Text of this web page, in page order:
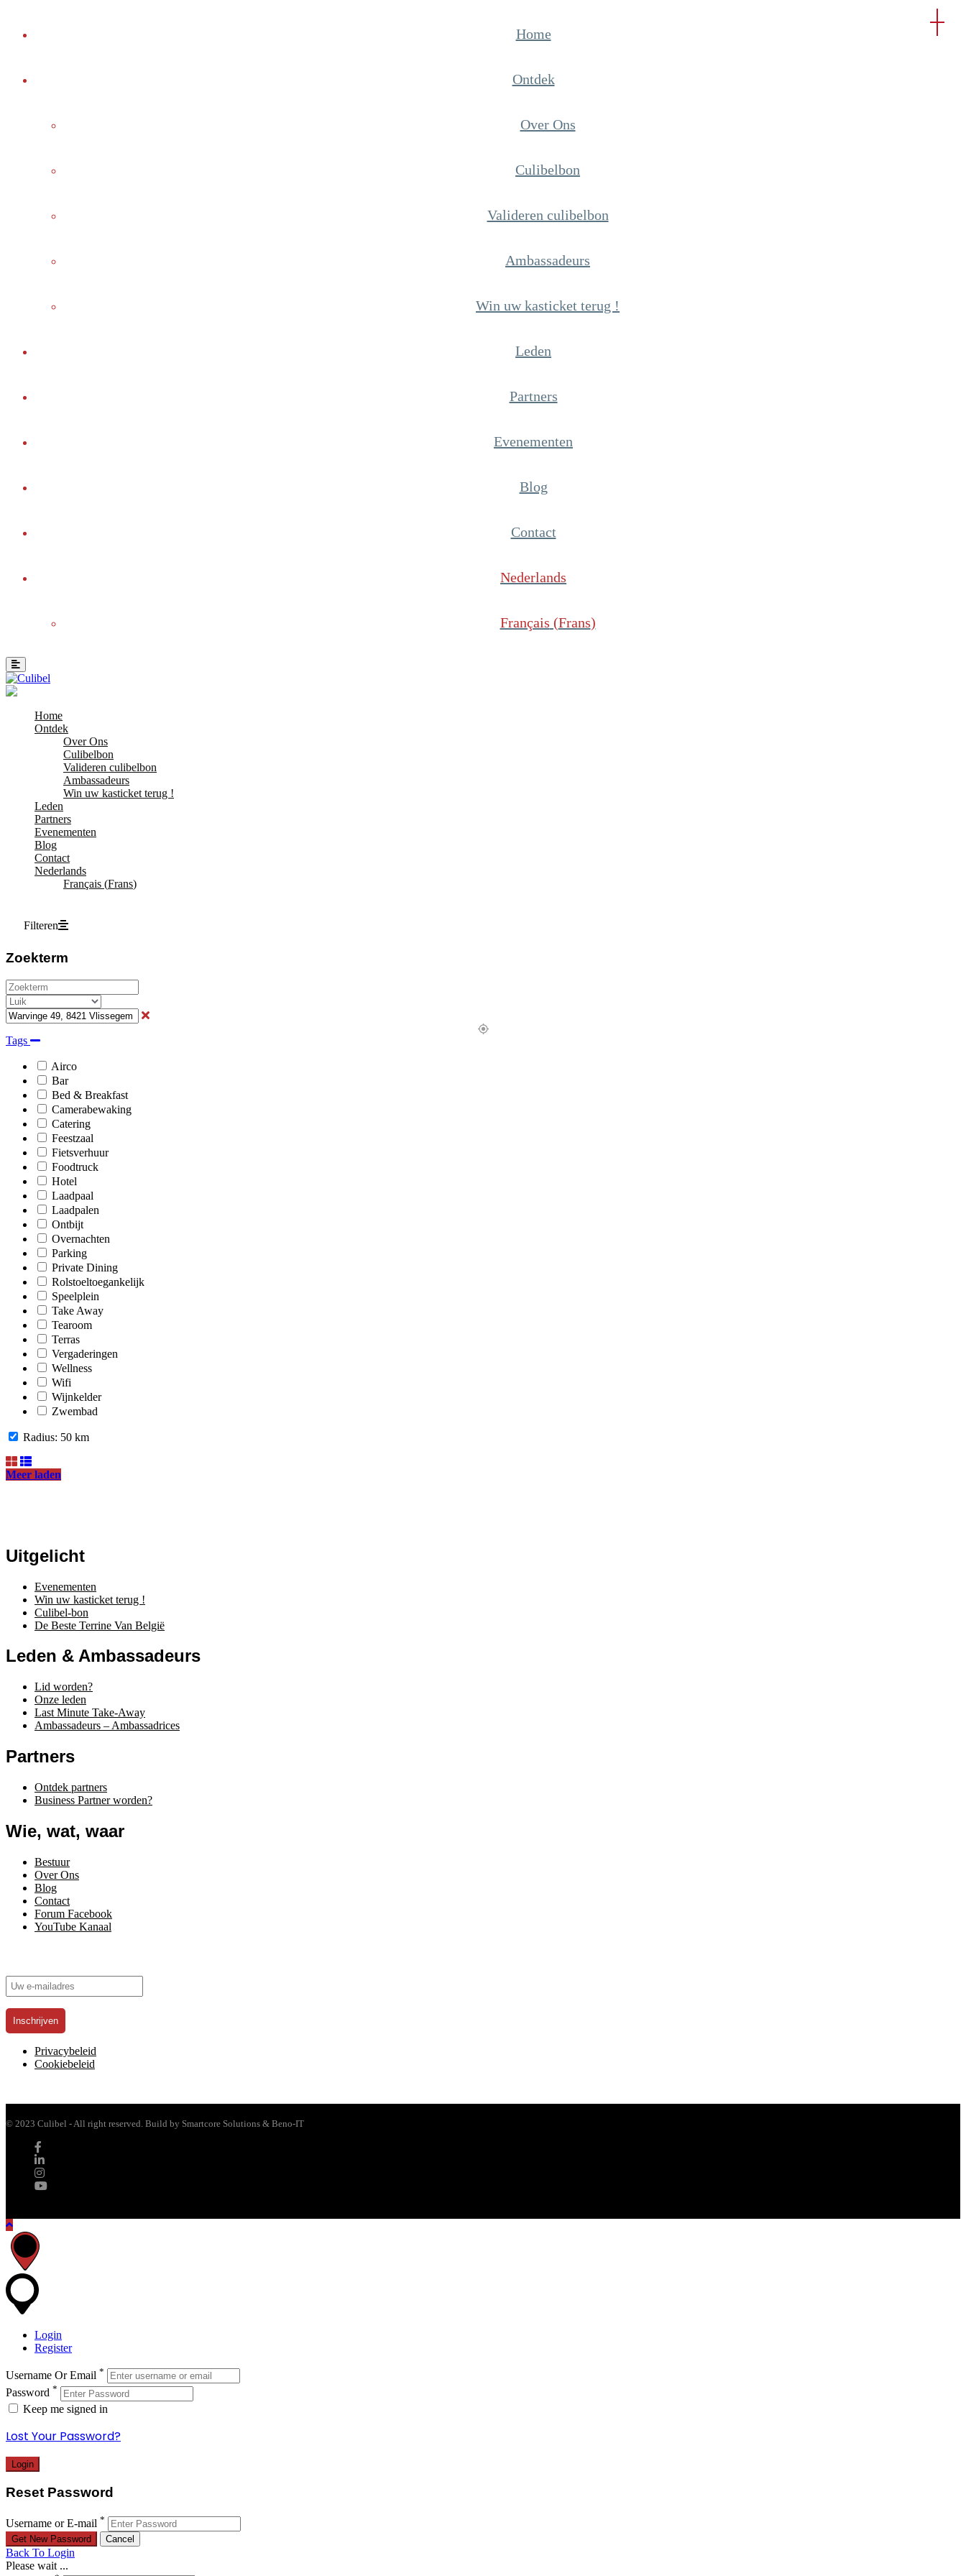
Home
Ontdek
Over Ons
Culibelbon
Valideren culibelbon
Ambassadeurs
Win uw kasticket terug !
Leden
Partners
Evenementen
Blog
Contact
Nederlands
Français (Frans)
Home
Ontdek
Over Ons
Culibelbon
Valideren culibelbon
Ambassadeurs
Win uw kasticket terug !
Leden
Partners
Evenementen
Blog
Contact
Nederlands
Français (Frans)
Filteren
Zoekterm
Tags
Airco
Bar
Bed & Breakfast
Camerabewaking
Catering
Feestzaal
Fietsverhuur
Foodtruck
Hotel
Laadpaal
Laadpalen
Ontbijt
Overnachten
Parking
Private Dining
Rolstoeltoegankelijk
Speelplein
Take Away
Tearoom
Terras
Vergaderingen
Wellness
Wifi
Wijnkelder
Zwembad
Radius: 50 km
Meer laden
Uitgelicht
Evenementen
Win uw kasticket terug !
Culibel-bon
De Beste Terrine Van België
Leden & Ambassadeurs
Lid worden?
Onze leden
Last Minute Take-Away
Ambassadeurs – Ambassadrices
Partners
Ontdek partners
Business Partner worden?
Wie, wat, waar
Bestuur
Over Ons
Blog
Contact
Forum Facebook
YouTube Kanaal
Privacybeleid
Cookiebeleid
© 2023 Culibel - All right reserved. Build by Smartcore Solutions & Beno-IT
Login
Register
Username Or Email *
Password *
Keep me signed in
Lost Your Password?
Reset Password
Username or E-mail *
Back To Login
Please wait ...